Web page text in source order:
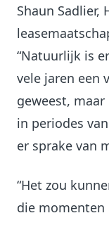
Shaun Sadlier,
“Natuurlijk is
vele jaren een
geweest,
in periodes
er sprake van
“Het zou
die momenten